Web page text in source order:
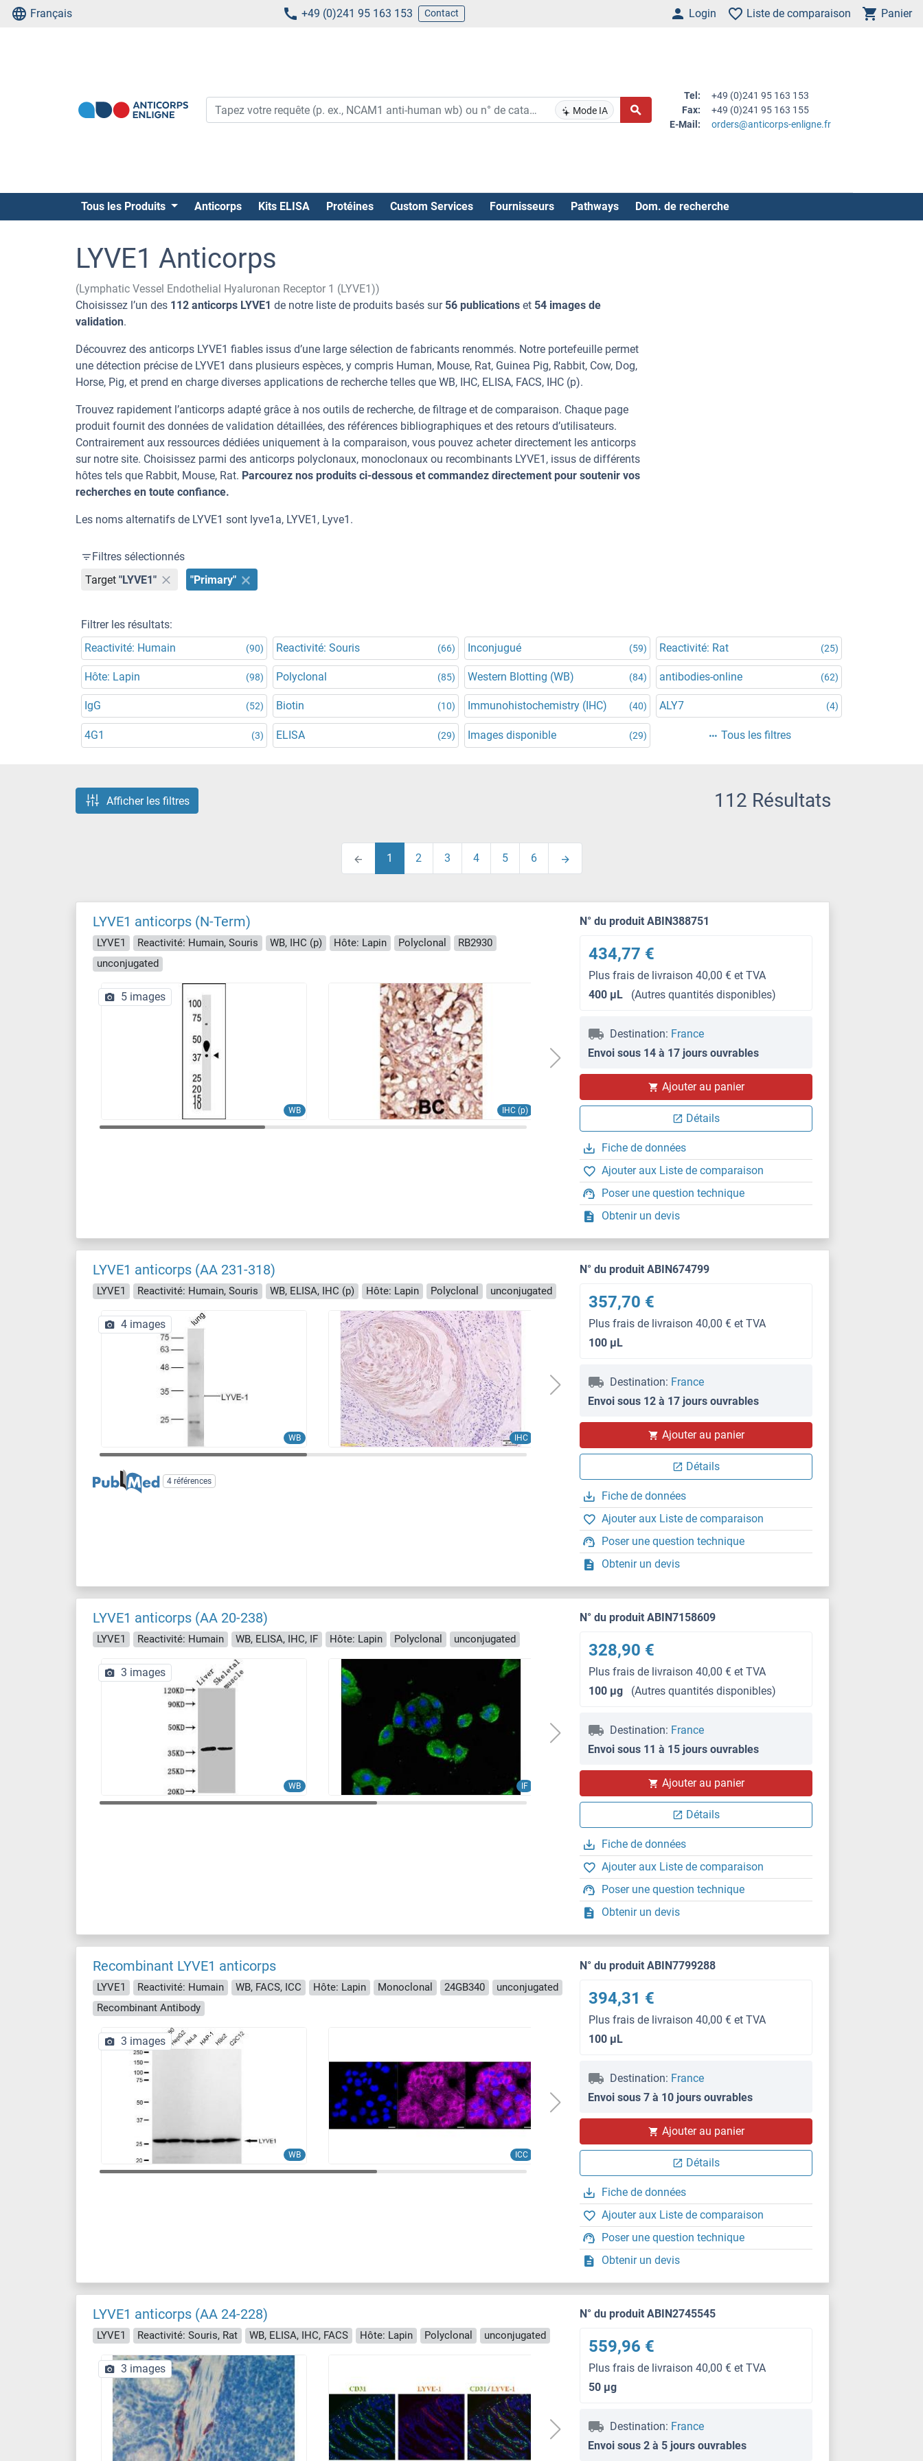
Français +49 (0)241 95 163 153 Contact Login Liste de comparaison Panier
Mode IA
Tel:
+49 (0)241 95 163 153
Fax:
+49 (0)241 95 163 155
E-Mail:
orders@anticorps-enligne.fr
Tous les Produits Anticorps Kits ELISA Protéines Custom Services Fournisseurs Pathways Dom. de recherche
LYVE1 Anticorps
(Lymphatic Vessel Endothelial Hyaluronan Receptor 1 (LYVE1))
Choisissez l’un des 112 anticorps LYVE1 de notre liste de produits basés sur 56 publications et 54 images de
validation.
Découvrez des anticorps LYVE1 fiables issus d’une large sélection de fabricants renommés. Notre portefeuille permet
une détection précise de LYVE1 dans plusieurs espèces, y compris Human, Mouse, Rat, Guinea Pig, Rabbit, Cow, Dog,
Horse, Pig, et prend en charge diverses applications de recherche telles que WB, IHC, ELISA, FACS, IHC (p).
Trouvez rapidement l’anticorps adapté grâce à nos outils de recherche, de filtrage et de comparaison. Chaque page
produit fournit des données de validation détaillées, des références bibliographiques et des retours d’utilisateurs.
Contrairement aux ressources dédiées uniquement à la comparaison, vous pouvez acheter directement les anticorps
sur notre site. Choisissez parmi des anticorps polyclonaux, monoclonaux ou recombinants LYVE1, issus de différents
hôtes tels que Rabbit, Mouse, Rat. Parcourez nos produits ci-dessous et commandez directement pour soutenir vos
recherches en toute confiance.
Les noms alternatifs de LYVE1 sont lyve1a, LYVE1, Lyve1.
Filtres sélectionnés
Target "LYVE1" "Primary"
Filtrer les résultats:
Reactivité: Humain
(90) Reactivité: Souris (66) Inconjugué (59) Reactivité: Rat (25)
Hôte: Lapin (98) Polyclonal (85) Western Blotting (WB) (84) antibodies-online (62)
IgG (52) Biotin (10) Immunohistochemistry (IHC) (40) ALY7 (4)
4G1 (3) ELISA (29) Images disponible (29) Tous les filtres
Afficher les filtres 112 Résultats
1 2 3 4 5 6
LYVE1 anticorps (N-Term)
LYVE1 Reactivité: Humain, Souris WB, IHC (p) Hôte: Lapin Polyclonal
RB2930
unconjugated
WB IHC (p)
WB
5 images
N° du produit ABIN388751
434,77 €
Plus frais de livraison 40,00 € et TVA
400 μL
(Autres quantités disponibles)
Destination: France
Envoi sous 14 à 17 jours ouvrables
Ajouter au panier
Détails
Fiche de données
Ajouter aux Liste de comparaison
Poser une question technique
Obtenir un devis
LYVE1 anticorps (AA 231-318)
LYVE1 Reactivité: Humain, Souris WB, ELISA, IHC (p) Hôte: Lapin Polyclonal unconjugated
WB IHC
IHC
4 images
4 références
N° du produit ABIN674799
357,70 €
Plus frais de livraison 40,00 € et TVA
100 μL
Destination: France
Envoi sous 12 à 17 jours ouvrables
Ajouter au panier
Détails
Fiche de données
Ajouter aux Liste de comparaison
Poser une question technique
Obtenir un devis
LYVE1 anticorps (AA 20-238)
LYVE1 Reactivité: Humain WB, ELISA, IHC, IF Hôte: Lapin Polyclonal unconjugated
WB IF
IHC
3 images
N° du produit ABIN7158609
328,90 €
Plus frais de livraison 40,00 € et TVA
100 μg
(Autres quantités disponibles)
Destination: France
Envoi sous 11 à 15 jours ouvrables
Ajouter au panier
Détails
Fiche de données
Ajouter aux Liste de comparaison
Poser une question technique
Obtenir un devis
Recombinant LYVE1 anticorps
LYVE1 Reactivité: Humain WB, FACS, ICC Hôte: Lapin Monoclonal 24GB340
unconjugated
Recombinant Antibody
WB ICC
FACS
3 images
N° du produit ABIN7799288
394,31 €
Plus frais de livraison 40,00 € et TVA
100 μL
Destination: France
Envoi sous 7 à 10 jours ouvrables
Ajouter au panier
Détails
Fiche de données
Ajouter aux Liste de comparaison
Poser une question technique
Obtenir un devis
LYVE1 anticorps (AA 24-228)
LYVE1 Reactivité: Souris, Rat WB, ELISA, IHC, FACS Hôte: Lapin Polyclonal unconjugated
3 images
N° du produit ABIN2745545
559,96 €
Plus frais de livraison 40,00 € et TVA
50 μg
Destination: France
Envoi sous 2 à 5 jours ouvrables